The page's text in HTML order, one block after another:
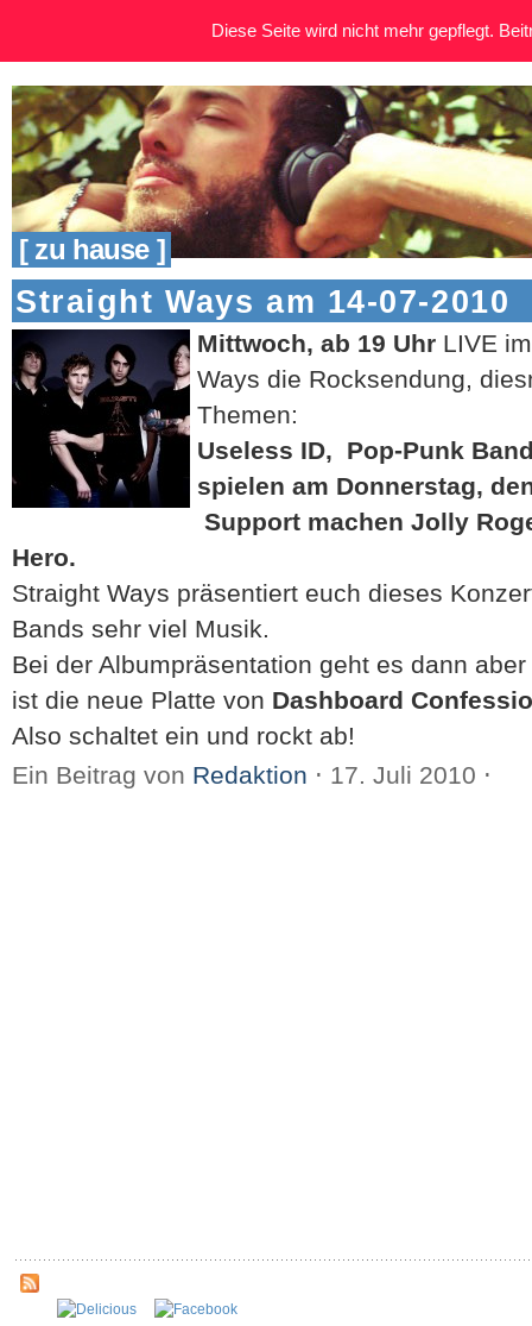
[ zu hause ]
Straight Ways am 14-07-2010
Mittwoch, ab 19 Uhr LIVE
Ways die Rocksendung,
Themen:
Useless ID, Pop-Punk
spielen am Donnerstag,
Support machen Jolly
Hero.
Straight Ways präsentiert euch dieses
Bands sehr viel Musik.
Bei der Albumpräsentation geht es dann
ist die neue Platte von Dashboard
Also schaltet ein und rockt ab!
Ein Beitrag von Redaktion ⋅ 17. Juli 2010 ⋅
Diese Seite wird nicht mehr gepflegt.